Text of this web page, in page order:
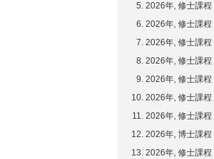
2026年, 修士課
2026年, 修士課
2026年, 修士課
2026年, 修士課
2026年, 修士課
2026年, 修士課
2026年, 修士課
2026年, 博士課
2026年, 修士課